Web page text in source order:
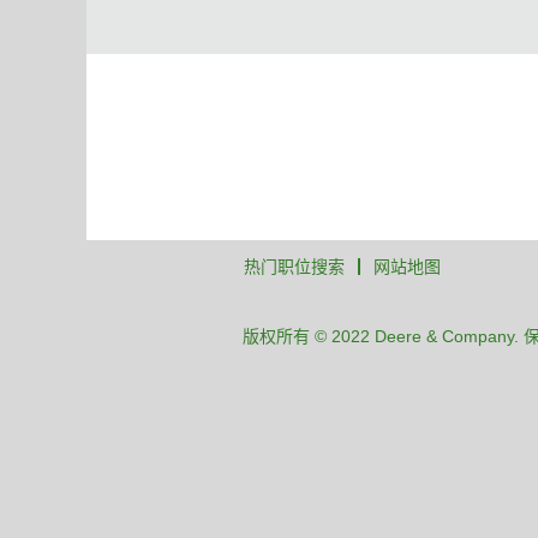
热门职位搜索 网站地图
版权所有 © 2022 Deere & Company. 保